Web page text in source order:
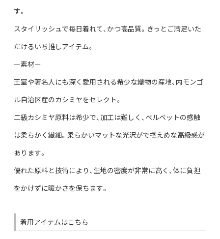
す。
スタイリッシュで毎日着れて、かつ高品質。きっとご満足いた
だけるいち推しアイテム。
ー素材ー
王室や著名人にも深く愛用される希少な織物の産地、内モンゴ
ル自治区産のカシミヤをセレクト。
二級カシミヤ原料は希少で、加工は難しく、ベルベットの感触
は柔らかく繊細。柔らかいマットな光沢がで控えめな高級感が
あります。
優れた原料と技術により、生地の密度が非常に高く、体に負担
をかけずに暖かさを保ちます。
着用アイテムはこちら